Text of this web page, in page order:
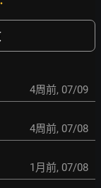
4周前, 07/09
4周前, 07/08
1月前, 07/08